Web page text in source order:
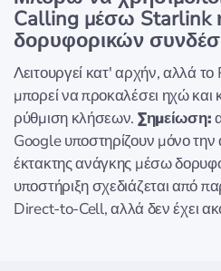
Calling μέσω Starlink
δορυφορικών
Λειτουργεί κατ' αρχήν, αλλά
μπορεί να προκαλέσει ηχώ και
ρύθμιση κλήσεων. Σημείωση:
Google υποστηρίζουν μόνο
έκτακτης ανάγκης μέσω
υποστήριξη σχεδιάζεται από
Direct-to-Cell, αλλά δεν έχει